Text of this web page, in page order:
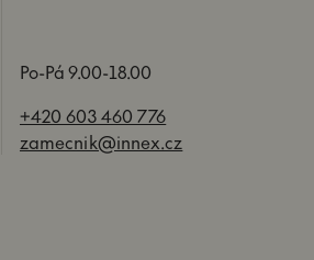
Po-Pá 9.00-18.00
+420 603 460 776
zamecnik@innex.cz